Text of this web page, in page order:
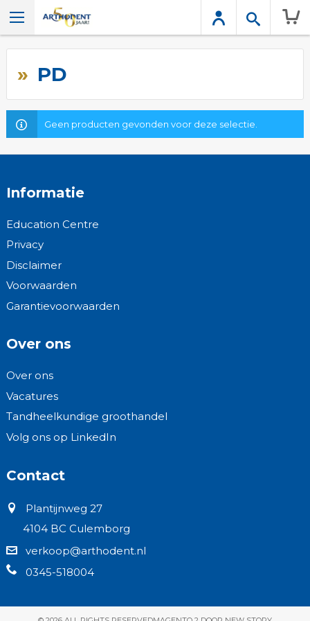
PD
Geen producten gevonden voor deze selectie.
Informatie
Education Centre
Privacy
Disclaimer
Voorwaarden
Garantievoorwaarden
Over ons
Over ons
Vacatures
Tandheelkundige groothandel
Volg ons op LinkedIn
Contact
Plantijnweg 27
4104 BC Culemborg
verkoop@arthodent.nl
0345-518004